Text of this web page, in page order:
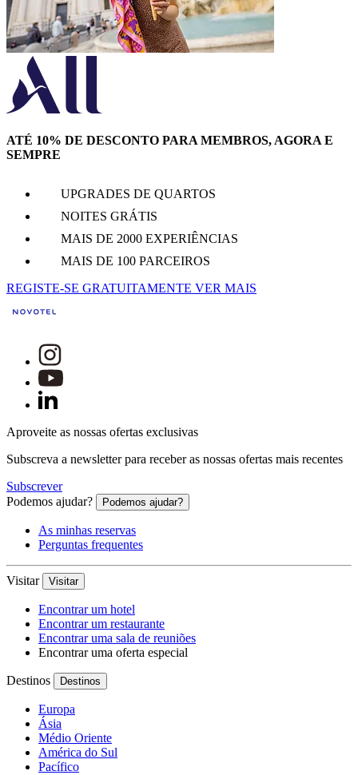
ATÉ 10% DE DESCONTO PARA MEMBROS, AGORA E
SEMPRE
UPGRADES DE QUARTOS
NOITES GRÁTIS
MAIS DE 2000 EXPERIÊNCIAS
MAIS DE 100 PARCEIROS
REGISTE-SE GRATUITAMENTE VER MAIS
Aproveite as nossas ofertas exclusivas
Subscreva a newsletter para receber as nossas ofertas mais recentes
Subscrever
Podemos ajudar?
Podemos ajudar?
As minhas reservas
Perguntas frequentes
Visitar Visitar
Encontrar um hotel
Encontrar um restaurante
Encontrar uma sala de reuniões
Encontrar uma oferta especial
Destinos Destinos
Europa
Ásia
Médio Oriente
América do Sul
Pacífico